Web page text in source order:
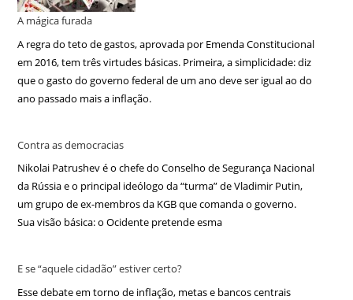
A mágica furada
A regra do teto de gastos, aprovada por Emenda Constitucional
em 2016, tem três virtudes básicas. Primeira, a simplicidade: diz
que o gasto do governo federal de um ano deve ser igual ao do
ano passado mais a inflação.
Contra as democracias
Nikolai Patrushev é o chefe do Conselho de Segurança Nacional
da Rússia e o principal ideólogo da “turma” de Vladimir Putin,
um grupo de ex-membros da KGB que comanda o governo.
Sua visão básica: o Ocidente pretende esma
E se “aquele cidadão” estiver certo?
Esse debate em torno de inflação, metas e bancos centrais